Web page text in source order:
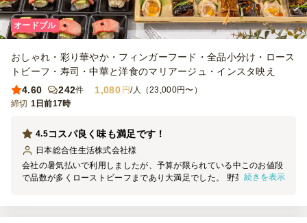
オードブル
おしゃれ・彩り華やか・フィンガーフード・全品小分け・ロース
トビーフ・寿司・中華と洋食のマリアージュ・インスタ映え
4.60
242件 1,080 円/人（23,000円〜）
締切 1日前17時
コスパ良く味も満足です！
4.5
日本総合住生活株式会社様
会社の暑気払いで利用しましたが、予算が限られている中このお値段
で品数が多くローストビーフまであり大満足でした。 野菜や卵のお
続きを表示